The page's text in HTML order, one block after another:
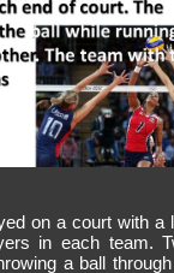
on a court with a
in each team.
a ball